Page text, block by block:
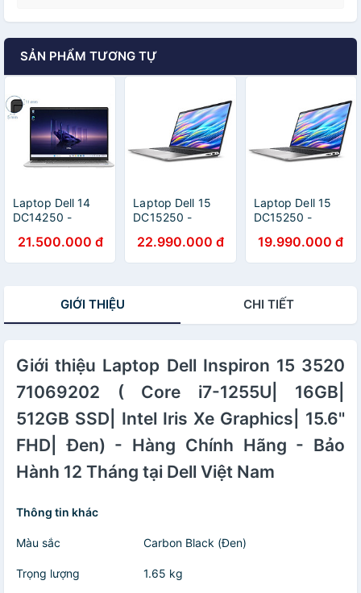
SẢN PHẨM TƯƠNG TỰ
Laptop Dell 14
DC14250 -
(Core 5 120U,
16GB, 512GB,
Win11) - Hàng
21.500.000 đ
Laptop Dell 15
DC15250 -
1355U, 16GB,
512GB, Full HD +
22.990.000 đ
Laptop Dell 15
DC15250 -
1334U, 16GB,
512GB, Full HD +
Win11) - Hàng
19.990.000 đ
GIỚI THIỆU CHI TIẾT
Giới thiệu Laptop Dell Inspiron 15 3520
71069202 ( Core i7-1255U| 16GB|
512GB SSD| Intel Iris Xe Graphics| 15.6"
FHD| Đen) - Hàng Chính Hãng - Bảo
Hành 12 Tháng tại Dell Việt Nam
Thông tin khác
Màu sắc Carbon Black (Đen)
Trọng lượng 1.65 kg